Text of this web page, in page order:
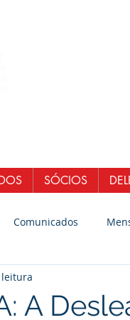
SÓCIOS
Comunicados
A